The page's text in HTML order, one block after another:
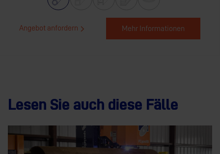
Angebot anfordern Mehr Informationen
Lesen Sie auch diese Fälle